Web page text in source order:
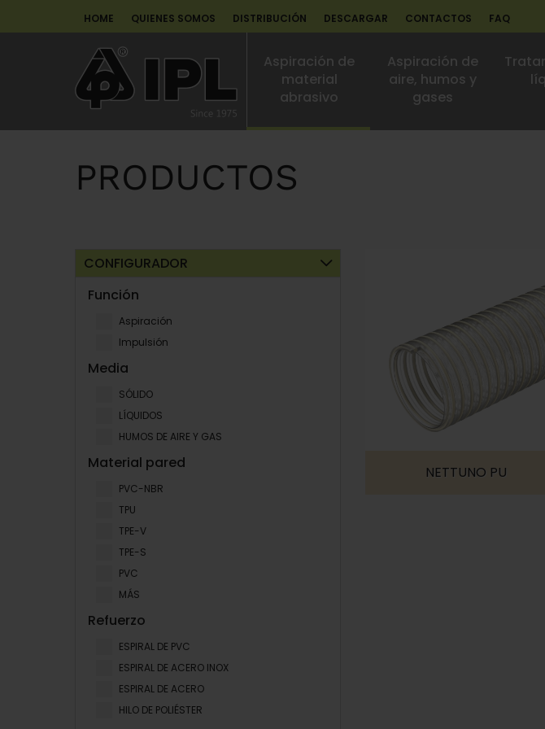
HOME QUIENES SOMOS DISTRIBUCIÓN DESCARGAR CONTACTOS FAQ
Aspiración de
material
abrasivo
Aspiración de
aire, humos y
gases
PRODUCTOS
CONFIGURADOR
Función
Aspiración
Impulsión
Media
SÓLIDO
LÍQUIDOS
HUMOS DE AIRE Y GAS
Material pared
PVC-NBR
TPU
TPE-V
TPE-S
PVC
MÁS
Refuerzo
ESPIRAL DE PVC
ESPIRAL DE ACERO INOX
ESPIRAL DE ACERO
HILO DE POLIÉSTER
NETTUNO PU